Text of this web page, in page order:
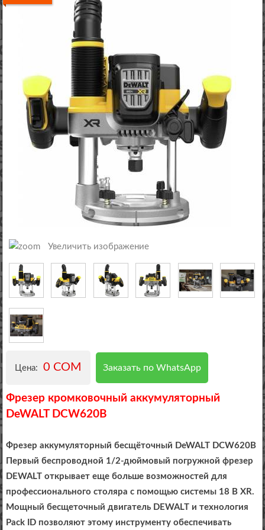
Увеличить изображение
Цена: 0 COM Заказать по WhatsApp
Фрезер кромковочный аккумуляторный
DeWALT DCW620B
Фрезер аккумуляторный бесщёточный DeWALT DCW620B
Первый беспроводной 1/2-дюймовый погружной фрезер
DEWALT открывает еще больше возможностей для
профессионального столяра с помощью системы 18 В XR.
Мощный бесщеточный двигатель DEWALT и технология
Pack ID позволяют этому инструменту обеспечивать